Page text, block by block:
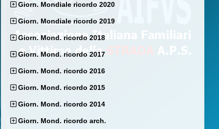
Giorn. Mondiale ricordo 2020
Giorn. Mondiale ricordo 2019
Giorn. Mond. ricordo 2018
Giorn. Mond. ricordo 2017
Giorn. Mond. ricordo 2016
Giorn. Mond. ricordo 2015
Giorn. Mond. ricordo 2014
Giorn. Mond. ricordo arch.